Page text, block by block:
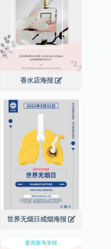
香水店海报
世界无烟日戒烟海报